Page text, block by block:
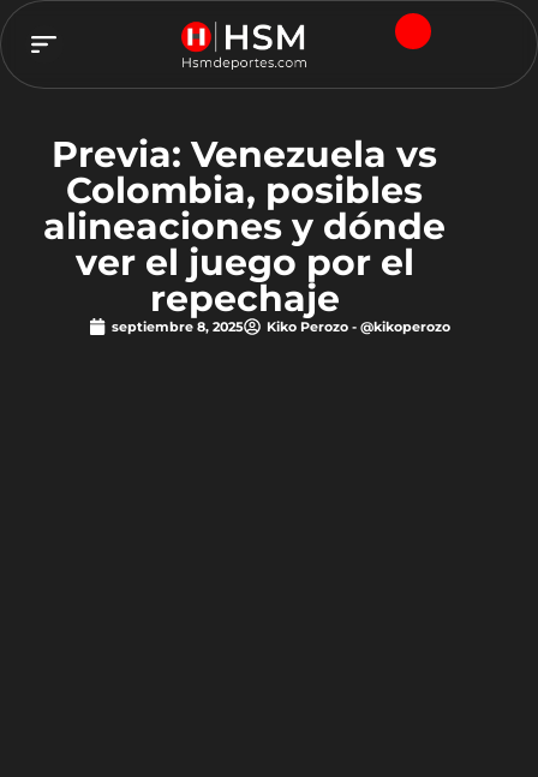
Previa: Venezuela vs
Colombia, posibles
alineaciones y dónde
ver el juego por el
repechaje
septiembre 8, 2025 Kiko Perozo - @kikoperozo